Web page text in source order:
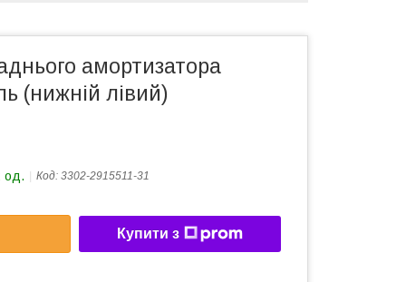
амортизатора
(нижній лівий)
од. Код: 3302-2915511-31
Купити з